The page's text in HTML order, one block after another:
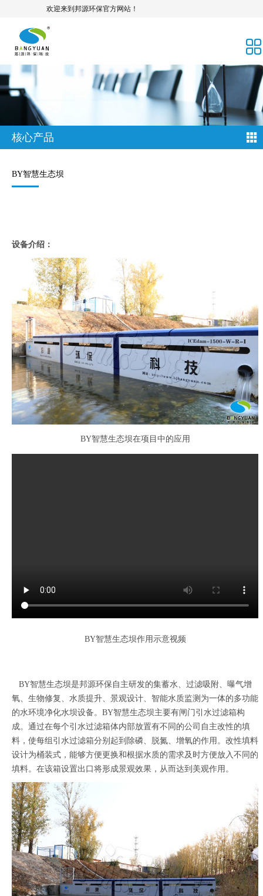
欢迎来到邦源环保官方网站！
核心产品
BY智慧生态坝
设备介绍：
BY智慧生态坝在项目中的应用
BY智慧生态坝作用示意视频
BY智慧生态坝是邦源环保自主研发的集蓄水、过滤吸附、曝气增
氧、生物修复、水质提升、景观设计、智能水质监测为一体的多功能
的水环境净化水坝设备。BY智慧生态坝主要有闸门引水过滤箱构
成。通过在每个引水过滤箱体内部放置有不同的公司自主改性的填
料，使每组引水过滤箱分别起到除磷、脱氮、增氧的作用。改性填料
设计为桶装式，能够方便更换和根据水质的需求及时方便放入不同的
填料。在该箱设置出口将形成景观效果，从而达到美观作用。